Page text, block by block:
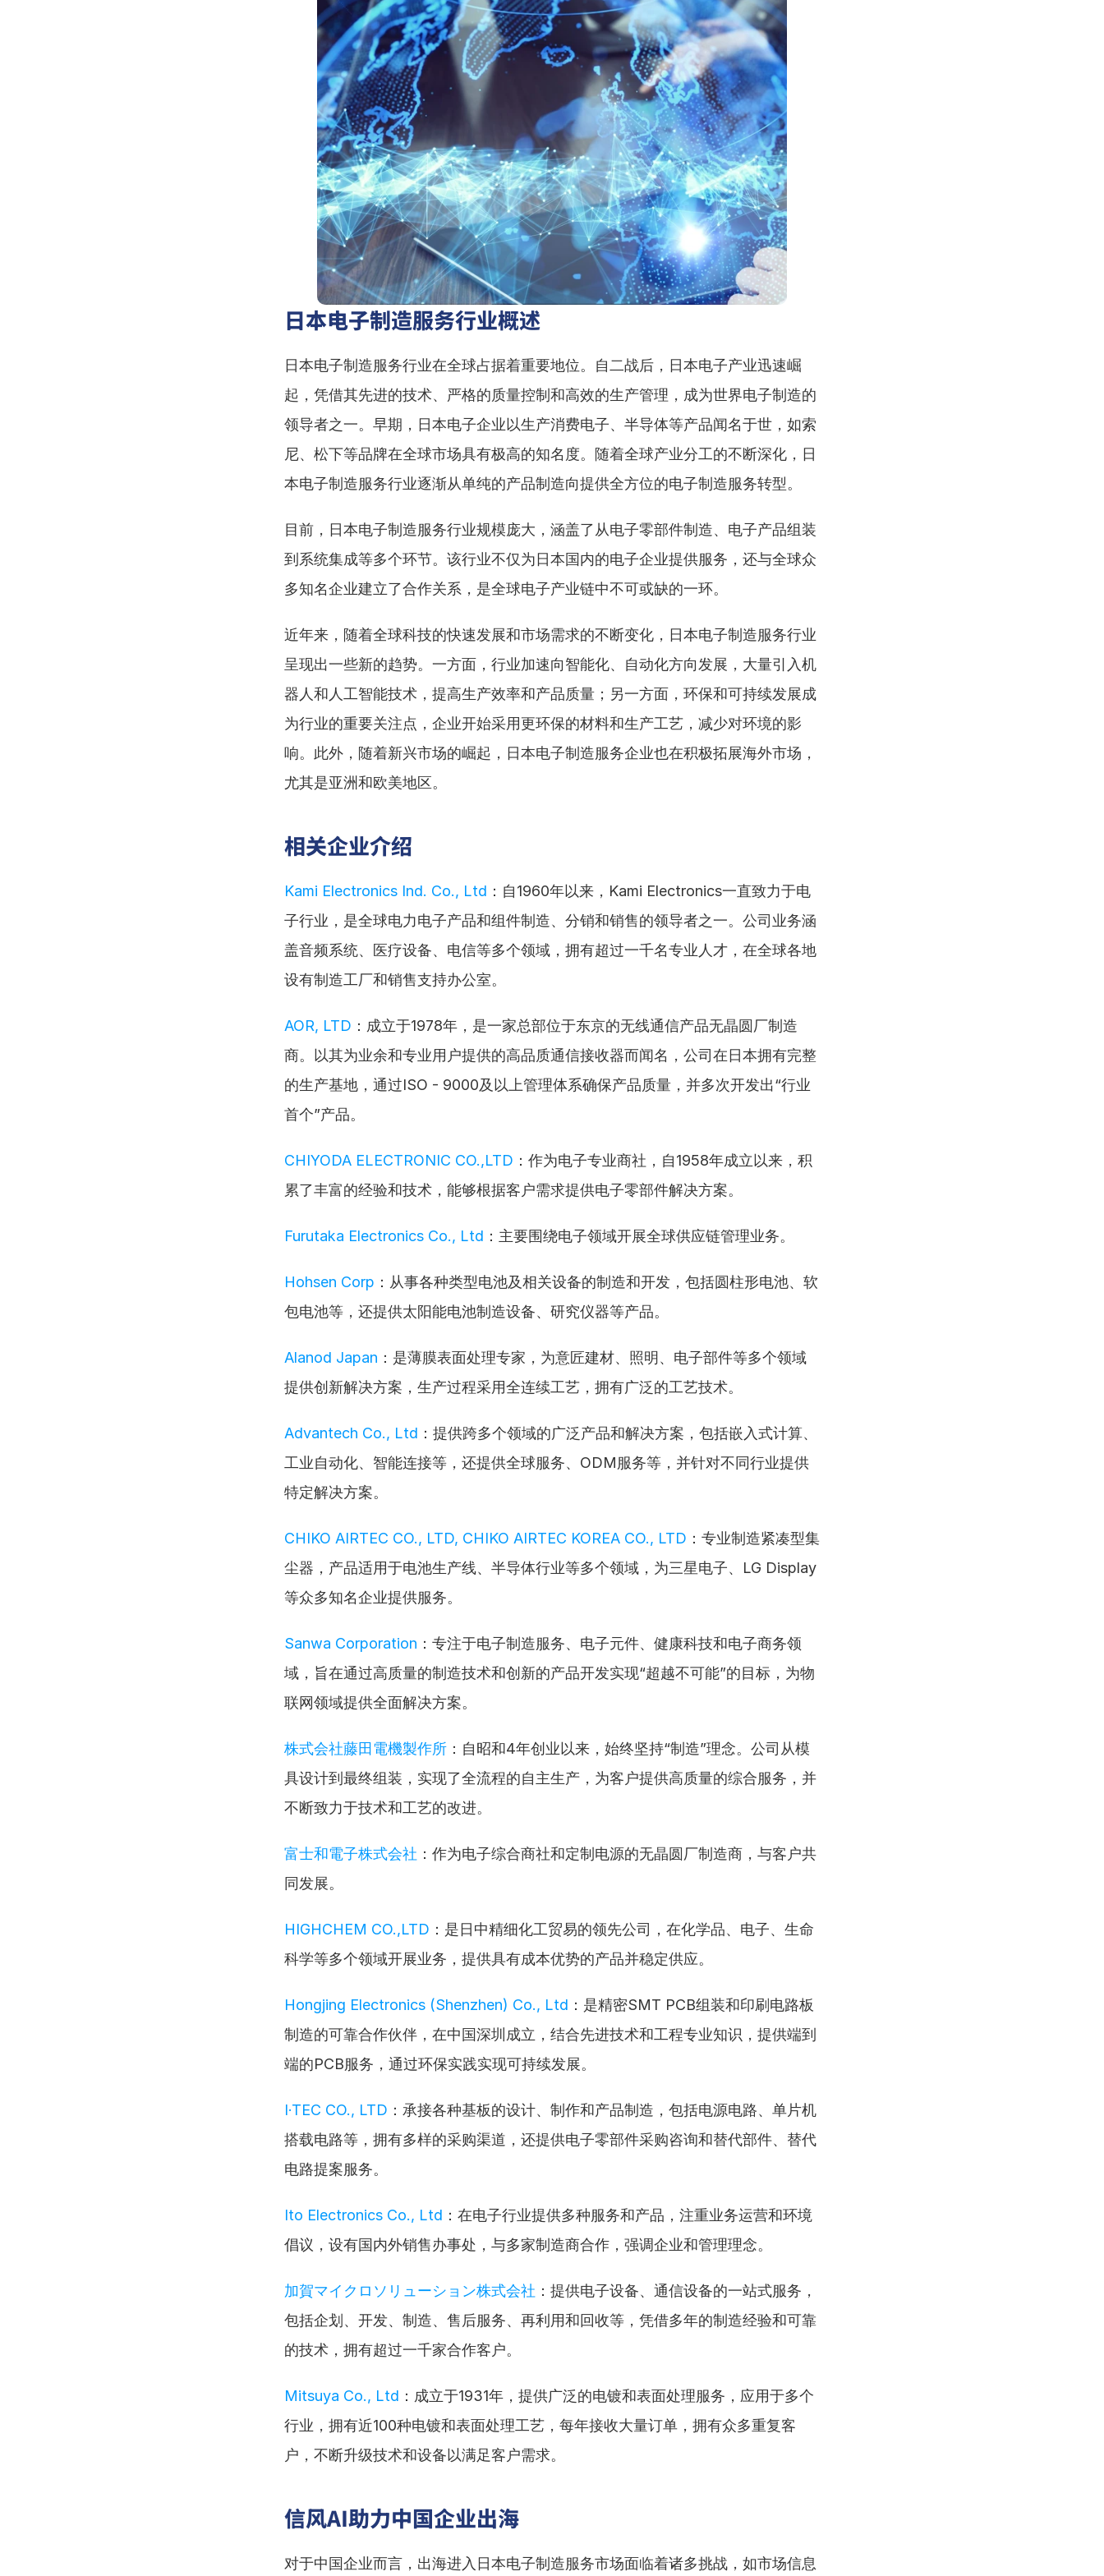
日本电子制造服务行业概述
日本电子制造服务行业在全球占据着重要地位。自二战后，日本电子产业迅速崛
起，凭借其先进的技术、严格的质量控制和高效的生产管理，成为世界电子制造的
领导者之一。早期，日本电子企业以生产消费电子、半导体等产品闻名于世，如索
尼、松下等品牌在全球市场具有极高的知名度。随着全球产业分工的不断深化，日
本电子制造服务行业逐渐从单纯的产品制造向提供全方位的电子制造服务转型。
目前，日本电子制造服务行业规模庞大，涵盖了从电子零部件制造、电子产品组装
到系统集成等多个环节。该行业不仅为日本国内的电子企业提供服务，还与全球众
多知名企业建立了合作关系，是全球电子产业链中不可或缺的一环。
近年来，随着全球科技的快速发展和市场需求的不断变化，日本电子制造服务行业
呈现出一些新的趋势。一方面，行业加速向智能化、自动化方向发展，大量引入机
器人和人工智能技术，提高生产效率和产品质量；另一方面，环保和可持续发展成
为行业的重要关注点，企业开始采用更环保的材料和生产工艺，减少对环境的影
响。此外，随着新兴市场的崛起，日本电子制造服务企业也在积极拓展海外市场，
尤其是亚洲和欧美地区。
相关企业介绍
Kami Electronics Ind. Co., Ltd ：自1960年以来，Kami Electronics一直致力于电
子行业，是全球电力电子产品和组件制造、分销和销售的领导者之一。公司业务涵
盖音频系统、医疗设备、电信等多个领域，拥有超过一千名专业人才，在全球各地
设有制造工厂和销售支持办公室。
AOR, LTD ：成立于1978年，是一家总部位于东京的无线通信产品无晶圆厂制造
商。以其为业余和专业用户提供的高品质通信接收器而闻名，公司在日本拥有完整
的生产基地，通过ISO - 9000及以上管理体系确保产品质量，并多次开发出“行业
首个”产品。
CHIYODA ELECTRONIC CO.,LTD ：作为电子专业商社，自1958年成立以来，积
累了丰富的经验和技术，能够根据客户需求提供电子零部件解决方案。
Furutaka Electronics Co., Ltd ：主要围绕电子领域开展全球供应链管理业务。
Hohsen Corp ：从事各种类型电池及相关设备的制造和开发，包括圆柱形电池、软
包电池等，还提供太阳能电池制造设备、研究仪器等产品。
Alanod Japan ：是薄膜表面处理专家，为意匠建材、照明、电子部件等多个领域
提供创新解决方案，生产过程采用全连续工艺，拥有广泛的工艺技术。
Advantech Co., Ltd ：提供跨多个领域的广泛产品和解决方案，包括嵌入式计算、
工业自动化、智能连接等，还提供全球服务、ODM服务等，并针对不同行业提供
特定解决方案。
CHIKO AIRTEC CO., LTD, CHIKO AIRTEC KOREA CO., LTD ：专业制造紧凑型集
尘器，产品适用于电池生产线、半导体行业等多个领域，为三星电子、LG Display
等众多知名企业提供服务。
Sanwa Corporation ：专注于电子制造服务、电子元件、健康科技和电子商务领
域，旨在通过高质量的制造技术和创新的产品开发实现“超越不可能”的目标，为物
联网领域提供全面解决方案。
株式会社藤田電機製作所 ：自昭和4年创业以来，始终坚持“制造”理念。公司从模
具设计到最终组装，实现了全流程的自主生产，为客户提供高质量的综合服务，并
不断致力于技术和工艺的改进。
富士和電子株式会社 ：作为电子综合商社和定制电源的无晶圆厂制造商，与客户共
同发展。
HIGHCHEM CO.,LTD ：是日中精细化工贸易的领先公司，在化学品、电子、生命
科学等多个领域开展业务，提供具有成本优势的产品并稳定供应。
Hongjing Electronics (Shenzhen) Co., Ltd ：是精密SMT PCB组装和印刷电路板
制造的可靠合作伙伴，在中国深圳成立，结合先进技术和工程专业知识，提供端到
端的PCB服务，通过环保实践实现可持续发展。
I·TEC CO., LTD ：承接各种基板的设计、制作和产品制造，包括电源电路、单片机
搭载电路等，拥有多样的采购渠道，还提供电子零部件采购咨询和替代部件、替代
电路提案服务。
Ito Electronics Co., Ltd ：在电子行业提供多种服务和产品，注重业务运营和环境
倡议，设有国内外销售办事处，与多家制造商合作，强调企业和管理理念。
加賀マイクロソリューション株式会社 ：提供电子设备、通信设备的一站式服务，
包括企划、开发、制造、售后服务、再利用和回收等，凭借多年的制造经验和可靠
的技术，拥有超过一千家合作客户。
Mitsuya Co., Ltd ：成立于1931年，提供广泛的电镀和表面处理服务，应用于多个
行业，拥有近100种电镀和表面处理工艺，每年接收大量订单，拥有众多重复客
户，不断升级技术和设备以满足客户需求。
信风AI助力中国企业出海
对于中国企业而言，出海进入日本电子制造服务市场面临着诸多挑战，如市场信息